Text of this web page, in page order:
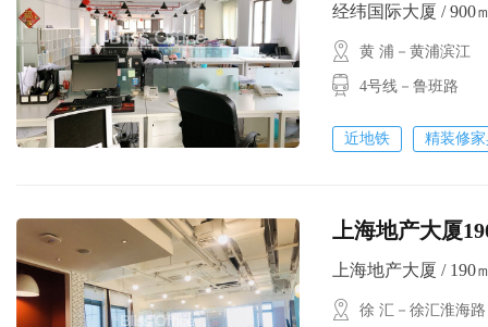
经纬国际大厦 / 900
黄 浦－黄浦滨江
4号线－鲁班路
近地铁 精装修
上海地产大厦
上海地产大厦 / 190
徐 汇－徐汇淮海路